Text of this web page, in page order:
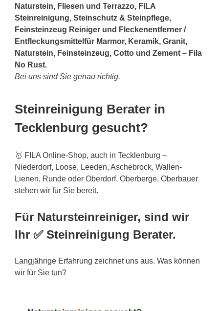
Naturstein, Fliesen und Terrazzo, FILA
Steinreinigung, Steinschutz & Steinpflege,
Feinsteinzeug Reiniger und Fleckenentferner /
Entfleckungsmittelfür Marmor, Keramik, Granit,
Naturstein, Feinsteinzeug, Cotto und Zement – Fila
No Rust.
Bei uns sind Sie genau richtig.
Steinreinigung Berater in
Tecklenburg gesucht?
🥇 FILA Online-Shop, auch in Tecklenburg –
Niederdorf, Loose, Leeden, Aschebrock, Wallen-
Lienen, Runde oder Oberdorf, Oberberge, Oberbauer
stehen wir für Sie bereit.
Für Natursteinreiniger, sind wir
Ihr ✅ Steinreinigung Berater.
Langjährige Erfahrung zeichnet uns aus. Was können
wir für Sie tun?